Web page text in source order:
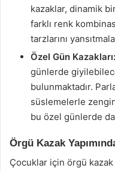
kazaklar, dinamik
farklı renk
tarzlarını
Özel Gün Kazakları:
günlerde
bulunmaktadır.
süslemelerle
bu özel günlerde
Örgü Kazak
Çocuklar için örgü